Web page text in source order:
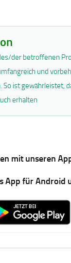
der betroffenen
und
ist gewährleistet,
erhalten
mit unseren
App für Android